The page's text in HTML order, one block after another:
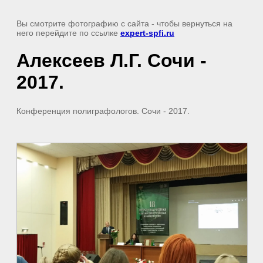
Вы смотрите фотографию с сайта - чтобы вернуться на
него перейдите по ссылке expert-spfi.ru
Алексеев Л.Г. Сочи -
2017.
Конференция полиграфологов. Сочи - 2017.